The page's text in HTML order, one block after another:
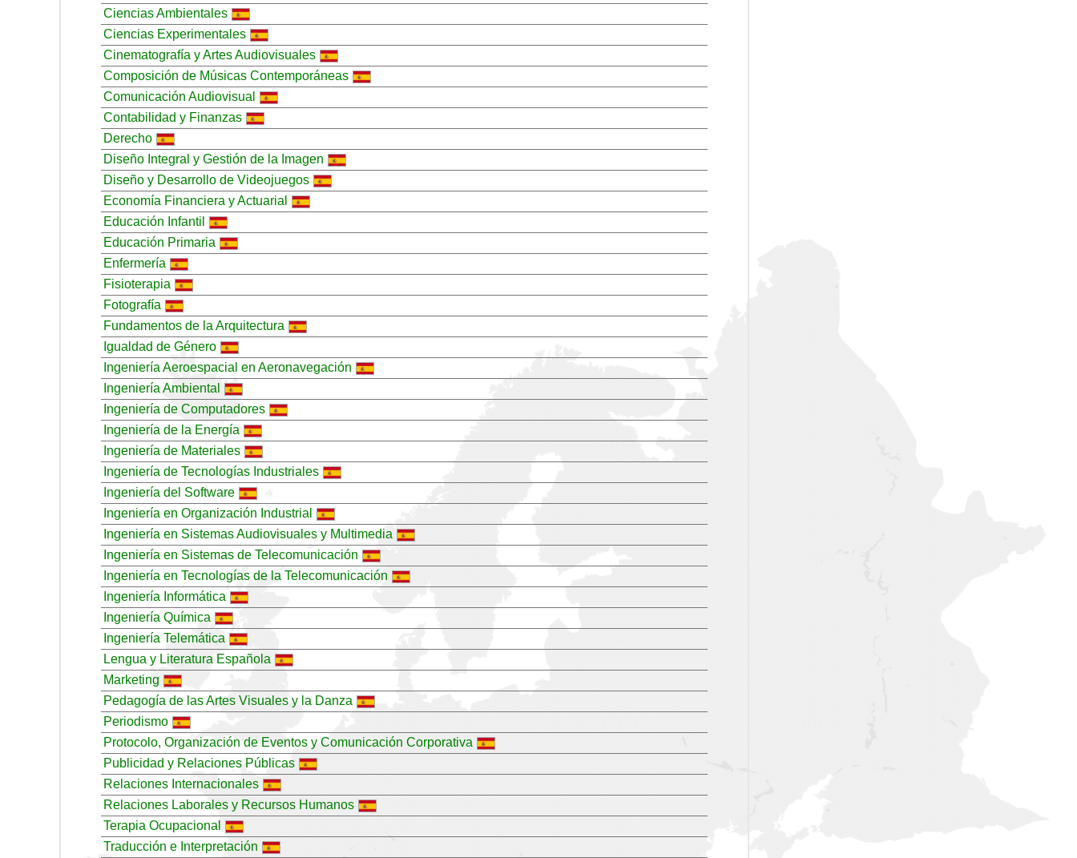
Ciencias Ambientales
Ciencias Experimentales
Cinematografía y Artes Audiovisuales
Composición de Músicas Contemporáneas
Comunicación Audiovisual
Contabilidad y Finanzas
Derecho
Diseño Integral y Gestión de la Imagen
Diseño y Desarrollo de Videojuegos
Economía Financiera y Actuarial
Educación Infantil
Educación Primaria
Enfermería
Fisioterapia
Fotografía
Fundamentos de la Arquitectura
Igualdad de Género
Ingeniería Aeroespacial en Aeronavegación
Ingeniería Ambiental
Ingeniería de Computadores
Ingeniería de la Energía
Ingeniería de Materiales
Ingeniería de Tecnologías Industriales
Ingeniería del Software
Ingeniería en Organización Industrial
Ingeniería en Sistemas Audiovisuales y Multimedia
Ingeniería en Sistemas de Telecomunicación
Ingeniería en Tecnologías de la Telecomunicación
Ingeniería Informática
Ingeniería Química
Ingeniería Telemática
Lengua y Literatura Española
Marketing
Pedagogía de las Artes Visuales y la Danza
Periodismo
Protocolo, Organización de Eventos y Comunicación Corporativa
Publicidad y Relaciones Públicas
Relaciones Internacionales
Relaciones Laborales y Recursos Humanos
Terapia Ocupacional
Traducción e Interpretación